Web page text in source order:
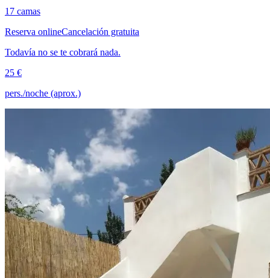
17 camas
Reserva onlineCancelación gratuita
Todavía no se te cobrará nada.
25 €
pers./noche (aprox.)